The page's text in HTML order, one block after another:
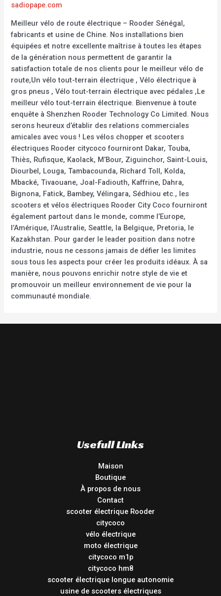
sadiopape.com
Meilleur vélo de route électrique – Rooder Sénégal,
fabricants et usine de Chine. Nos installations bien
équipées et notre excellente maîtrise à toutes les étapes
de la génération nous permettent de garantir la
satisfaction totale de nos clients pour le meilleur vélo de
route,Un vélo tout-terrain électrique , Vélo électrique à
gros pneus , Vélo tout-terrain électrique avec pédales ,Le
meilleur vélo tout-terrain électrique. Bienvenue à toute
enquête à Shenzhen Rooder Technology Co Limited. Nous
serons heureux d’établir des relations commerciales
amicales avec vous ! Les vélos chopper et scooters
électriques Rooder citycoco fourniront Dakar, Touba,
Thiès, Rufisque, Kaolack, M’Bour, Ziguinchor, Saint-Louis,
Diourbel, Louga, Tambacounda, Richard Toll, Kolda,
Mbacké, Tivaouane, Joal-Fadiouth, Kaffrine, Dahra,
Bignona, Fatick, Bambey, Vélingara, Sédhiou etc., les
scooters et vélos électriques Rooder City Coco fourniront
également partout dans le monde, comme l’Europe,
l’Amérique, l’Australie, Seattle, la Belgique, Pretoria, le
Kazakhstan. Pour garder le leader position dans notre
industrie, nous ne cessons jamais de défier les limites
sous tous les aspects pour créer les produits idéaux. À sa
manière, nous pouvons enrichir notre style de vie et
promouvoir un meilleur environnement de vie pour la
communauté mondiale.
Usefull Links
Maison
Boutique
À propos de nous
Contact
scooter électrique Rooder
citycoco
vélo électrique
moto électrique
citycoco m1p
citycoco hm8
scooter électrique longue autonomie
usine de scooters électriques